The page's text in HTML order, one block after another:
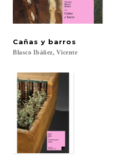
Cañas y barros
Blasco Ibáñez, Vicente